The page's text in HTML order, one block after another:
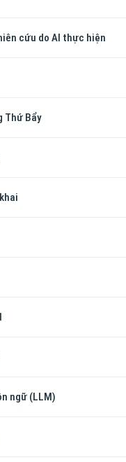
cứu do AI thực hiện
Thứ Bẩy
ngữ (LLM)